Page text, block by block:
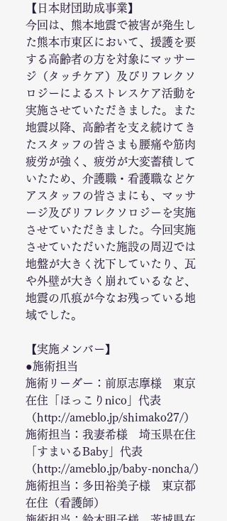
【日本財団助成事業】
今回は、熊本地震で被害が発生し
た熊本市東区において、援護を要
する高齢者の方を対象にマッサー
ジ（タッチケア）及びリフレクソ
ロジーによるストレスケア活動を
実施させていただきました。また
地震以降、高齢者を支え続けてき
たスタッフの皆さまも腰痛や筋肉
疲労が強く、疲労が大変蓄積して
いたため、介護職・看護職などケ
アスタッフの皆さまにも、マッサ
ージ及びリフレクソロジーを実施
させていただきました。今回実施
させていただいた施設の周辺では
地盤が大きく沈下していたり、瓦
や外壁が大きく崩れているなど、
地震の爪痕が今なお残っている地
域でした。
【実施メンバー】
●施術担当
施術リーダー：前原志摩様　東京
在住「ほっこりnico」代表
（http://ameblo.jp/shimako27/）
施術担当：我妻希様　埼玉県在住
「すまいるBaby」代表
（http://ameblo.jp/baby-noncha/）
施術担当：多田裕美子様　東京都
在住（看護師）